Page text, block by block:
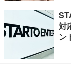
対
ン